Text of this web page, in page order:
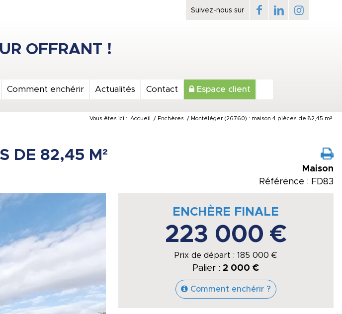
Comment enchérir Actualités Contact Espace client
Vous êtes ici : Accueil / Enchères / Montéléger (26760) : maison 4 pièces de 82,45 m²
DE 82,45 M²
Maison
Référence : FD83
ENCHÈRE FINALE
223 000 €
Prix de départ :185 000 €
Palier : 2 000 €
Comment enchérir ?